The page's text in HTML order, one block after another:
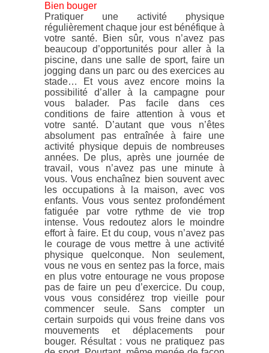
Bien bouger
Pratiquer une activité physique
régulièrement chaque jour est bénéfique à
votre santé. Bien sûr, vous n’avez pas
beaucoup d’opportunités pour aller à la
piscine, dans une salle de sport, faire un
jogging dans un parc ou des exercices au
stade… Et vous avez encore moins la
possibilité d’aller à la campagne pour
vous balader. Pas facile dans ces
conditions de faire attention à vous et
votre santé. D’autant que vous n’êtes
absolument pas entraînée à faire une
activité physique depuis de nombreuses
années. De plus, après une journée de
travail, vous n’avez pas une minute à
vous. Vous enchaînez bien souvent avec
les occupations à la maison, avec vos
enfants. Vous vous sentez profondément
fatiguée par votre rythme de vie trop
intense. Vous redoutez alors le moindre
effort à faire. Et du coup, vous n’avez pas
le courage de vous mettre à une activité
physique quelconque. Non seulement,
vous ne vous en sentez pas la force, mais
en plus votre entourage ne vous propose
pas de faire un peu d’exercice. Du coup,
vous vous considérez trop vieille pour
commencer seule. Sans compter un
certain surpoids qui vous freine dans vos
mouvements et déplacements pour
bouger. Résultat : vous ne pratiquez pas